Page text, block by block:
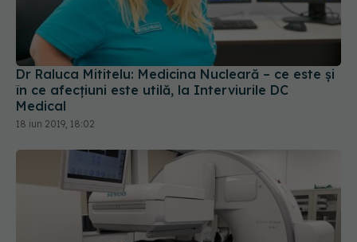
Dr Raluca Mititelu: Medicina Nucleară – ce este și
în ce afecțiuni este utilă, la Interviurile DC
Medical
18 iun 2019, 18:02